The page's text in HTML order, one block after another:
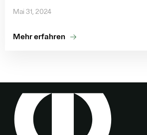
Mai 31, 2024
Mehr erfahren